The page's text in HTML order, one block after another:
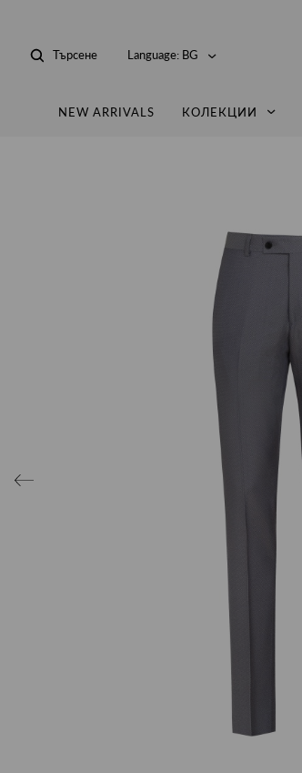
Търсене Language: BG
NEW ARRIVALS КОЛЕКЦИИ